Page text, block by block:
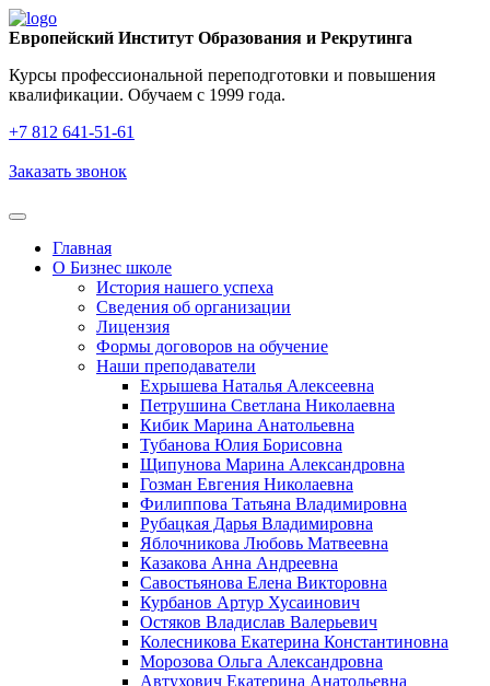
Европейский Институт Образования и Рекрутинга
Курсы профессиональной переподготовки и повышения
квалификации. Обучаем с 1999 года.
+7 812 641‑51‑61
Заказать звонок
Главная
О Бизнес школе
История нашего успеха
Cведения об организации
Лицензия
Формы договоров на обучение
Наши преподаватели
Ехрышева Наталья Алексеевна
Петрушина Светлана Николаевна
Кибик Марина Анатольевна
Тубанова Юлия Борисовна
Щипунова Марина Александровна
Гозман Евгения Николаевна
Филиппова Татьяна Владимировна
Рубацкая Дарья Владимировна
Яблочникова Любовь Матвеевна
Казакова Анна Андреевна
Савостьянова Елена Викторовна
Курбанов Артур Хусаинович
Остяков Владислав Валерьевич
Колесникова Екатерина Константиновна
Морозова Ольга Александровна
Автухович Екатерина Анатольевна